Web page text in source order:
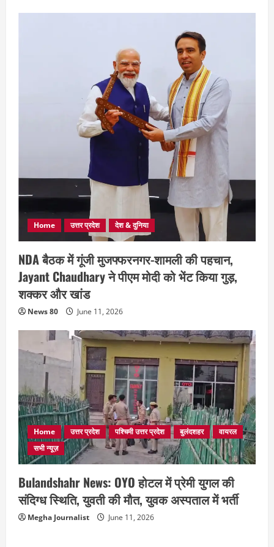
Home उत्तर प्रदेश देश & दुनिया
NDA बैठक में गूंजी मुजफ्फरनगर-शामली की पहचान,
Jayant Chaudhary ने पीएम मोदी को भेंट किया गुड़,
शक्कर और खांड
News 80 June 11, 2026
Home उत्तर प्रदेश पश्चिमी उत्तर प्रदेश बुलंदशहर
वायरल
सभी न्यूज़
Bulandshahr News: OYO होटल में प्रेमी युगल की
संदिग्ध स्थिति, युवती की मौत, युवक अस्पताल में भर्ती
Megha Journalist June 11, 2026